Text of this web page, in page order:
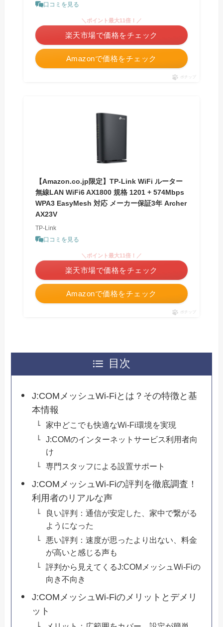
口コミを見る
Amazonで価格をチェック
＼ポイント最大11倍！／
楽天市場で価格をチェック
ポチップ
【Amazon.co.jp限定】TP-Link WiFi ルーター
無線LAN WiFi6 AX1800 規格 1201 + 574Mbps
WPA3 EasyMesh 対応 メーカー保証3年 Archer
AX23V
TP-Link
口コミを見る
Amazonで価格をチェック
＼ポイント最大11倍！／
楽天市場で価格をチェック
ポチップ
目次
J:COMメッシュWi-Fiとは？その特徴と基
本情報
家中どこでも快適なWi-Fi環境を実現
J:COMのインターネットサービス利用者向
け
専門スタッフによる設置サポート
J:COMメッシュWi-Fiの評判を徹底調査！
利用者のリアルな声
良い評判：通信が安定した、家中で繋がる
ようになった
悪い評判：速度が思ったより出ない、料金
が高いと感じる声も
評判から見えてくるJ:COMメッシュWi-Fiの
向き不向き
J:COMメッシュWi-Fiのメリットとデメリ
ット